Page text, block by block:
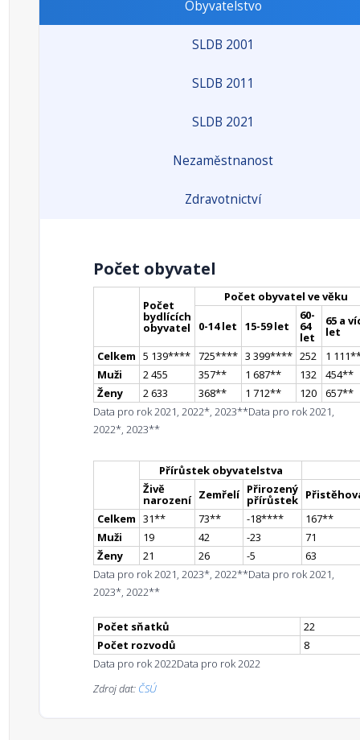
Obyvatelstvo
SLDB 2001
SLDB 2011
SLDB 2021
Nezaměstnanost
Zdravotnictví
Počet obyvatel
Počet
bydlících
obyvatel
Počet obyvatel ve věku
0-14 let 15-59 let
60-
64
let
65 a
let
Celkem 5 139**** 725**** 3 399**** 252 1 111
Muži
2 455 357** 1 687** 132 454**
Ženy
2 633 368** 1 712** 120 657**
Data pro rok 2021, 2022*, 2023**Data pro rok 2021,
2022*, 2023**
Přírůstek obyvatelstva
Živě
narození Zemřelí Přirozený
přírůstek
Celkem 31** 73** -18**** 167**
Muži
19 42 -23
71
Ženy
21 26 -5
63
Data pro rok 2021, 2023*, 2022**Data pro rok 2021,
2023*, 2022**
Počet sňatků
22
Počet rozvodů
8
Data pro rok 2022Data pro rok 2022
Zdroj dat: ČSÚ